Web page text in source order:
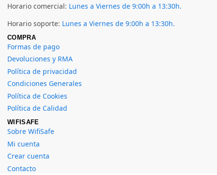
Horario comercial: Lunes a Viernes de 9:00h a 13:30h.
Horario soporte: Lunes a Viernes de 9:00h a 13:30h.
COMPRA
Formas de pago
Devoluciones y RMA
Política de privacidad
Condiciones Generales
Política de Cookies
Política de Calidad
WIFISAFE
Sobre WifiSafe
Mi cuenta
Crear cuenta
Contacto